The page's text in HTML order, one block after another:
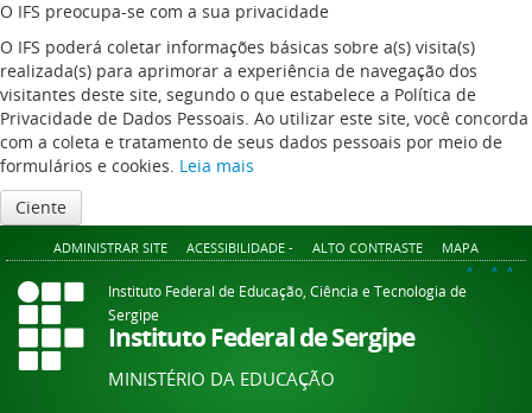
O IFS preocupa-se com a sua privacidade
O IFS poderá coletar informações básicas sobre a(s) visita(s)
realizada(s) para aprimorar a experiência de navegação dos
visitantes deste site, segundo o que estabelece a Política de
Privacidade de Dados Pessoais. Ao utilizar este site, você concorda
com a coleta e tratamento de seus dados pessoais por meio de
formulários e cookies. Leia mais
Ciente
ADMINISTRAR SITE ACESSIBILIDADE - ALTO CONTRASTE MAPA
A+ A A-
Instituto Federal de Educação, Ciência e Tecnologia de
Sergipe
Instituto Federal de Sergipe
MINISTÉRIO DA EDUCAÇÃO